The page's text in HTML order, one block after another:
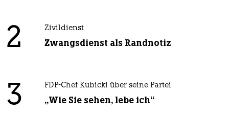
2 Zivildienst
Zwangsdienst als Randnotiz
3 FDP-Chef Kubicki über seine Partei
„Wie Sie sehen, lebe ich“